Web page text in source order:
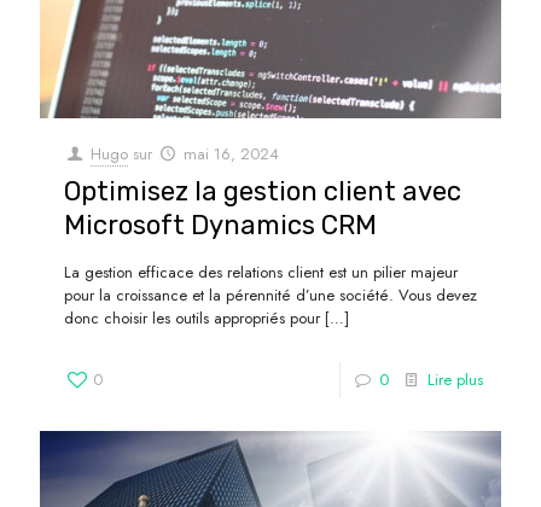
Hugo sur mai 16, 2024
Optimisez la gestion client avec
Microsoft Dynamics CRM
La gestion efficace des relations client est un pilier majeur
pour la croissance et la pérennité d’une société. Vous devez
donc choisir les outils appropriés pour […]
0 0 Lire plus